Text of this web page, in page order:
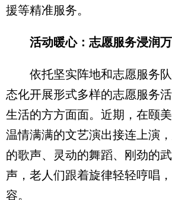
援等精准服务。
活动暖心：志愿服务浸润
依托坚实阵地和志愿服务队
态化开展形式多样的志愿服务
生活的方方面面。近期，在颐
温情满满的文艺演出接连上演
的歌声、灵动的舞蹈、刚劲的
声，老人们跟着旋律轻轻哼唱
容。